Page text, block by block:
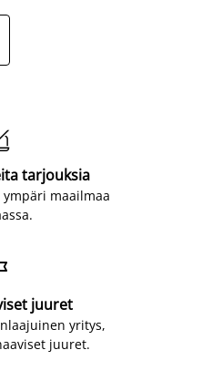
tarjouksia
ympäri maailmaa
juuret
yritys,
juuret.